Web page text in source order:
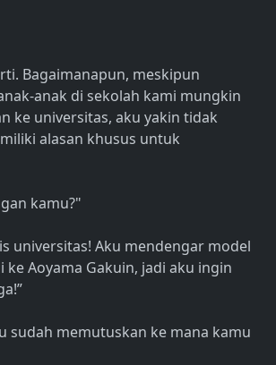
Bagaimanapun, meskipun
anak di sekolah kami mungkin
ke universitas, aku yakin tidak
alasan khusus untuk
kamu?"
universitas! Aku mendengar model
ke Aoyama Gakuin, jadi aku ingin
sudah memutuskan ke mana kamu